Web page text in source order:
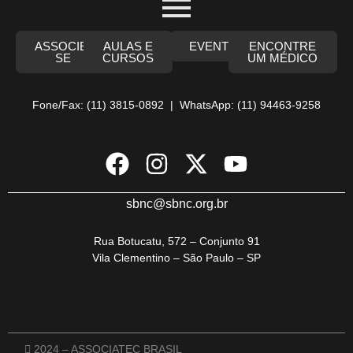
ASSOCIE-
SE
AULAS E
CURSOS
EVENTOS
ENCONTRE
UM MÉDICO
Fone/Fax: (11) 3815-0892 | WhatsApp: (11) 94463-9258
sbnc@sbnc.org.br
Rua Botucatu, 572 – Conjunto 91
Vila Clementino – São Paulo – SP
2024 – ASSOCIATEC BRASIL